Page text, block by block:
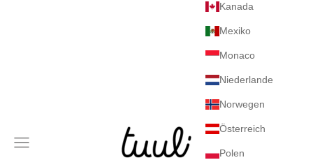
Tuuli GmbH
Navigationsmenü
Kanada
Mexiko
Monaco
Niederlande
Norwegen
Österreich
Polen